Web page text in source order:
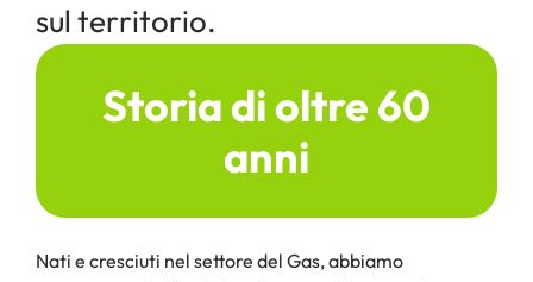
sul territorio.
Storia di oltre 60
anni
Nati e cresciuti nel settore del Gas, abbiamo